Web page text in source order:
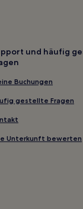
und häufig
Buchungen
gestellte Fragen
Unterkunft bewerten